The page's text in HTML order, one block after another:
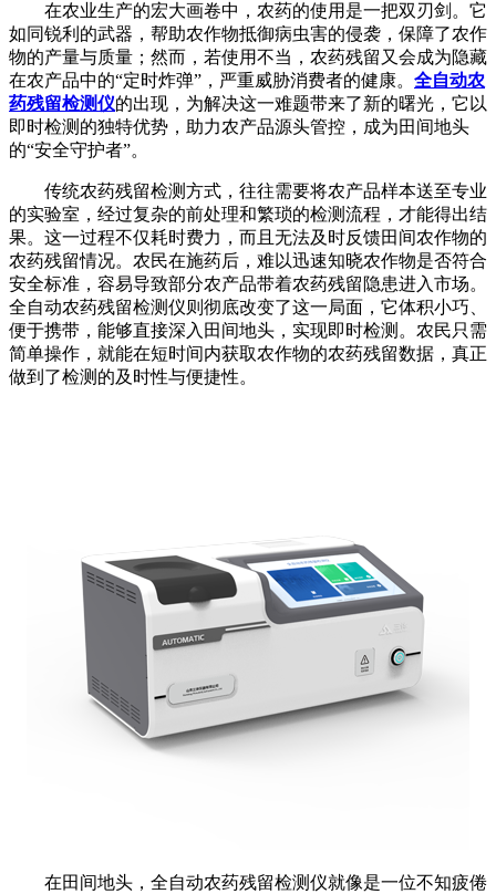
在农业生产的宏大画卷中，农药的使用是一把双刃剑。它
如同锐利的武器，帮助农作物抵御病虫害的侵袭，保障了农作
物的产量与质量；然而，若使用不当，农药残留又会成为隐藏
在农产品中的“定时炸弹”，严重威胁消费者的健康。 全自动农
药残留检测仪的出现，为解决这一难题带来了新的曙光，它以
即时检测的独特优势，助力农产品源头管控，成为田间地头
的“安全守护者”。
传统农药残留检测方式，往往需要将农产品样本送至专业
的实验室，经过复杂的前处理和繁琐的检测流程，才能得出结
果。这一过程不仅耗时费力，而且无法及时反馈田间农作物的
农药残留情况。农民在施药后，难以迅速知晓农作物是否符合
安全标准，容易导致部分农产品带着农药残留隐患进入市场。
全自动农药残留检测仪则彻底改变了这一局面，它体积小巧、
便于携带，能够直接深入田间地头，实现即时检测。农民只需
简单操作，就能在短时间内获取农作物的农药残留数据，真正
做到了检测的及时性与便捷性。
在田间地头，全自动农药残留检测仪就像是一位不知疲倦